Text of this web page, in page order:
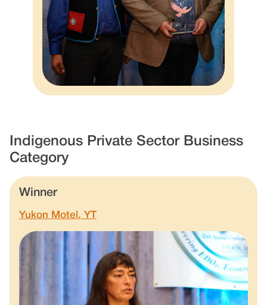
Indigenous Private Sector Business
Category
Winner
Yukon Motel, YT